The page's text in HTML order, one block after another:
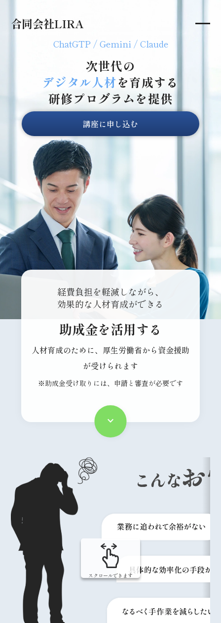
合同会社LIRA
ChatGTP / Gemini / Claude
次世代の
デジタル人材 を育成する
研修プログラムを提供
講座に申し込む
経費負担を軽減しながら、
効果的な人材育成ができる
助成金を活用する
人材育成のために、厚生労働省から資金援助
が受けられます
※助成金受け取りには、申請と審査が必要です
keyboard_arrow_down
スクロールできます